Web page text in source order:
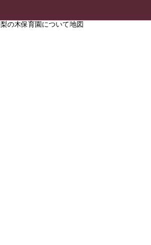
梨の木保育園について地図